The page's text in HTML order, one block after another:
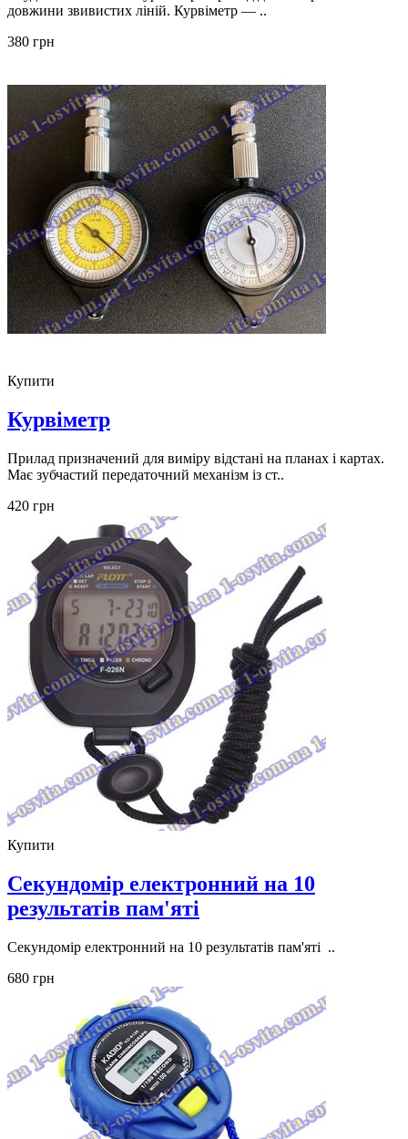
довжини звивистих ліній. Курвіметр — ..
380 грн
Купити
Курвіметр
Прилад призначений для виміру відстані на планах і картах.
Має зубчастий передаточний механізм із ст..
420 грн
Купити
Секундомір електронний на 10
результатів пам'яті
Секундомір електронний на 10 результатів пам'яті ..
680 грн